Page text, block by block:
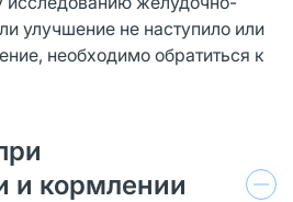
улучшение не наступило или
необходимо обратиться к
и кормлении